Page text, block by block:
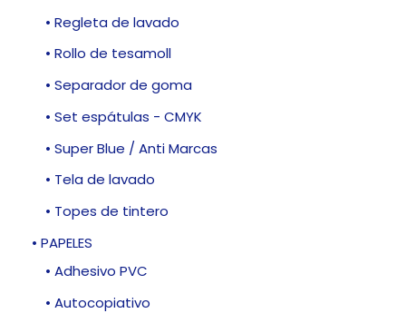
• Regleta de lavado
• Rollo de tesamoll
• Separador de goma
• Set espátulas - CMYK
• Super Blue / Anti Marcas
• Tela de lavado
• Topes de tintero
• PAPELES
• Adhesivo PVC
• Autocopiativo